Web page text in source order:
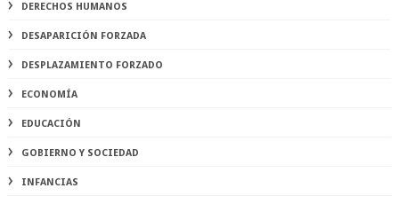
DERECHOS HUMANOS
DESAPARICIÓN FORZADA
DESPLAZAMIENTO FORZADO
ECONOMÍA
EDUCACIÓN
GOBIERNO Y SOCIEDAD
INFANCIAS